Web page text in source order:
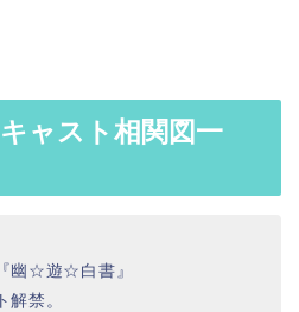
ャスト相関図一
幽☆遊☆白書』
解禁。